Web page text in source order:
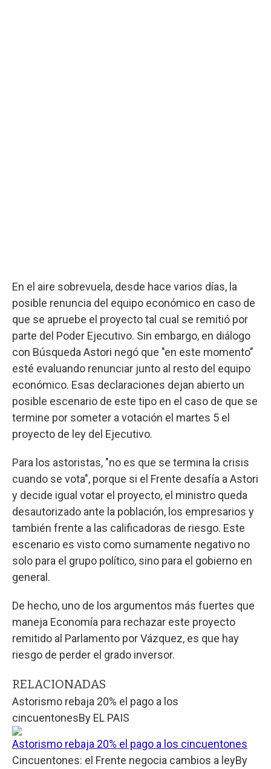
En el aire sobrevuela, desde hace varios días, la
posible renuncia del equipo económico en caso de
que se apruebe el proyecto tal cual se remitió por
parte del Poder Ejecutivo. Sin embargo, en diálogo
con Búsqueda Astori negó que "en este momento"
esté evaluando renunciar junto al resto del equipo
económico. Esas declaraciones dejan abierto un
posible escenario de este tipo en el caso de que se
termine por someter a votación el martes 5 el
proyecto de ley del Ejecutivo.
Para los astoristas, "no es que se termina la crisis
cuando se vota", porque si el Frente desafía a Astori
y decide igual votar el proyecto, el ministro queda
desautorizado ante la población, los empresarios y
también frente a las calificadoras de riesgo. Este
escenario es visto como sumamente negativo no
solo para el grupo político, sino para el gobierno en
general.
De hecho, uno de los argumentos más fuertes que
maneja Economía para rechazar este proyecto
remitido al Parlamento por Vázquez, es que hay
riesgo de perder el grado inversor.
RELACIONADAS
Astorismo rebaja 20% el pago a los
cincuentonesBy EL PAIS
Astorismo rebaja 20% el pago a los cincuentones
Cincuentones: el Frente negocia cambios a leyBy